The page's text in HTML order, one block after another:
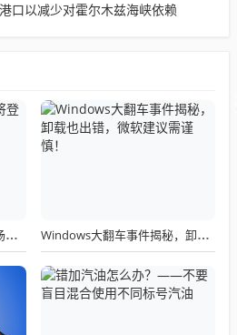
口以减少对霍尔木兹海峡依赖
星途之夜，四款新车即将登场，未来道路明朗化 Windows大翻车事件揭秘，卸载也出错，微软建议需谨慎！